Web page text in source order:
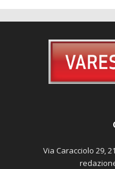
Via Caracciolo 29,